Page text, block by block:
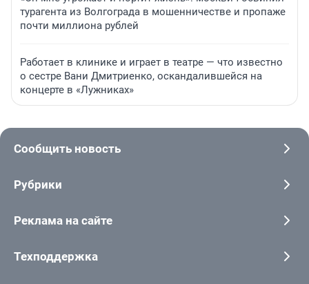
турагента из Волгограда в мошенничестве и пропаже
почти миллиона рублей
Работает в клинике и играет в театре — что известно
о сестре Вани Дмитриенко, оскандалившейся на
концерте в «Лужниках»
Сообщить новость
Рубрики
Реклама на сайте
Техподдержка